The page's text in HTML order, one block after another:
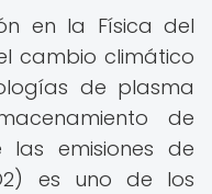
en la Física del
cambio climático
de plasma
de
emisiones de
es uno de los